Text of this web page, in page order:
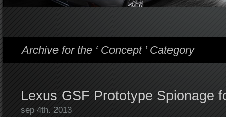
Archive for the ‘ Concept ’ Category
Lexus GSF Prototype Spionage
sep 4th. 2013